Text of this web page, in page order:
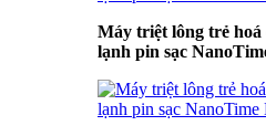
Máy triệt lông trẻ hoá
lạnh pin sạc